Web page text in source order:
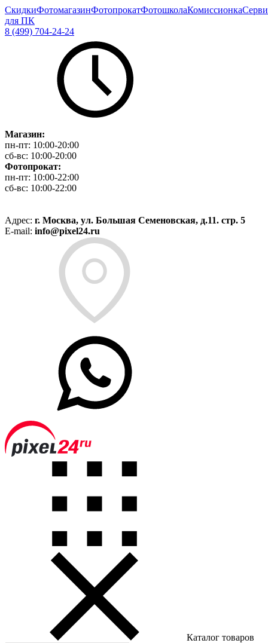
СкидкиФотомагазинФотопрокатФотошколаКомиссионка
для ПК
8 (499) 704-24-24
Магазин:
пн-пт: 10:00-20:00
сб-вс: 10:00-20:00
Фотопрокат:
пн-пт: 10:00-22:00
сб-вс: 10:00-22:00
Адрес: г. Москва, ул. Большая Семеновская, д.11. стр. 5
E-mail: info@pixel24.ru
Каталог товаров